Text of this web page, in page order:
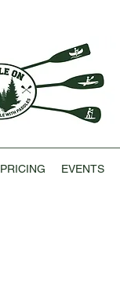
PRICING EVENTS